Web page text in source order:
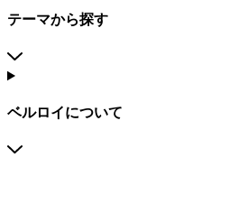
テーマから探す
ベルロイについて